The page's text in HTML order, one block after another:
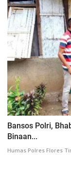
Bansos Polri,
Binaan...
Humas Polres Flores